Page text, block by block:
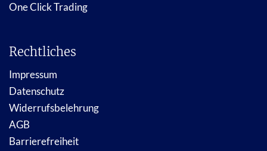
One Click Trading
Rechtliches
Impressum
Datenschutz
Widerrufsbelehrung
AGB
Barrierefreiheit